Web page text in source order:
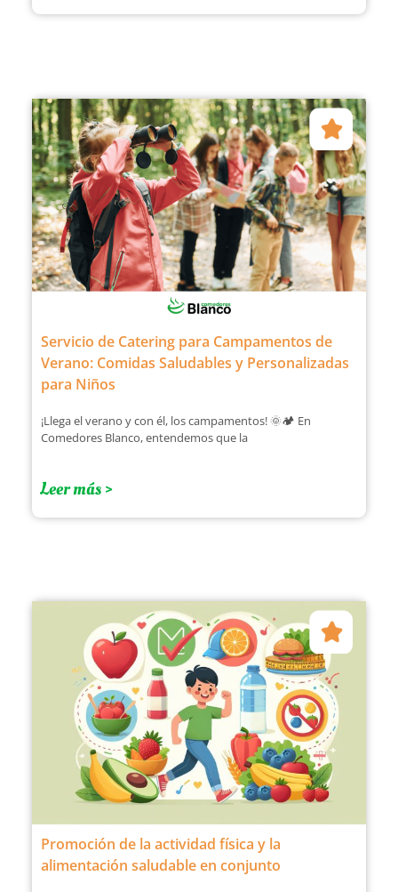
Servicio de Catering para Campamentos de
Verano: Comidas Saludables y Personalizadas
para Niños
¡Llega el verano y con él, los campamentos! 🌞🏕️ En
Comedores Blanco, entendemos que la
Leer más >
Promoción de la actividad física y la
alimentación saludable en conjunto